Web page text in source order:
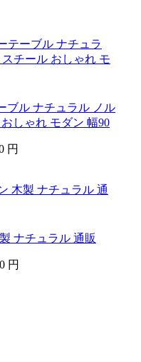
ブル ナチュラル ノル
しゃれ モダン 幅90
円
ナチュラル 通販
円